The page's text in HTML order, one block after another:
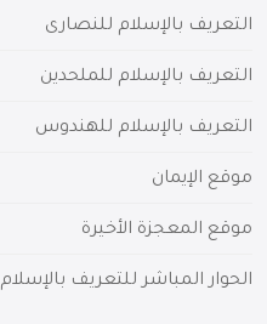
التعريف بالإسلام للنصارى
التعريف بالإسلام للملحدين
التعريف بالإسلام للهندوس
موقع الإيمان
موقع المعجزة الأخيرة
الحوار المباشر للتعريف بالإسلام